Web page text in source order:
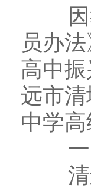
因教
员办
高中
远市
中学
一
清远